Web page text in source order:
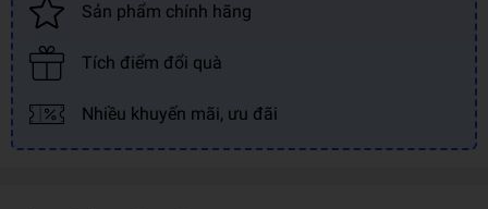
Sản phẩm chính hãng
Tích điểm đổi quà
Nhiều khuyến mãi, ưu đãi